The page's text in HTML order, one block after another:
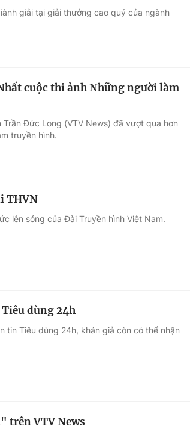
giải tại giải thưởng cao quý của ngành
cuộc thi ảnh Những người làm
Đức Long (VTV News) đã vượt qua hơn
truyền hình.
THVN
lên sóng của Đài Truyền hình Việt Nam.
Tiêu dùng 24h
tin Tiêu dùng 24h, khán giả còn có thể nhận
trên VTV News